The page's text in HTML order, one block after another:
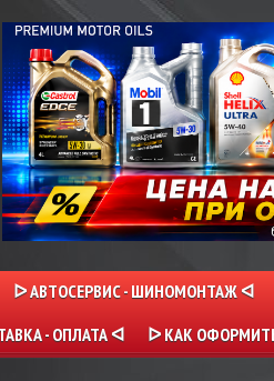
ᐅ АВТОСЕРВИС - ШИНОМОНТАЖ ᐊ
- ОПЛАТА ᐊ ᐅ КАК